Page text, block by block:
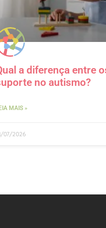
a diferença entre
no autismo?
MAIS »
07/2026